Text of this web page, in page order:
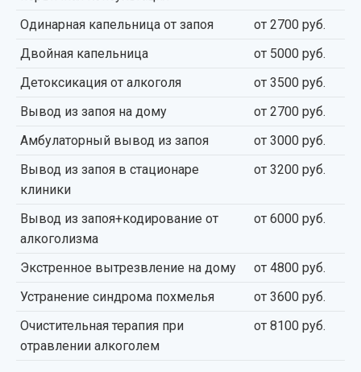
Одинарная капельница от запоя
от 2700 руб.
Двойная капельница
от 5000 руб.
Детоксикация от алкоголя
от 3500 руб.
Вывод из запоя на дому
от 2700 руб.
Амбулаторный вывод из запоя
от 3000 руб.
Вывод из запоя в стационаре
клиники
от 3200 руб.
Вывод из запоя+кодирование от
алкоголизма
от 6000 руб.
Экстренное вытрезвление на дому
от 4800 руб.
Устранение синдрома похмелья
от 3600 руб.
Очистительная терапия при
отравлении алкоголем
от 8100 руб.